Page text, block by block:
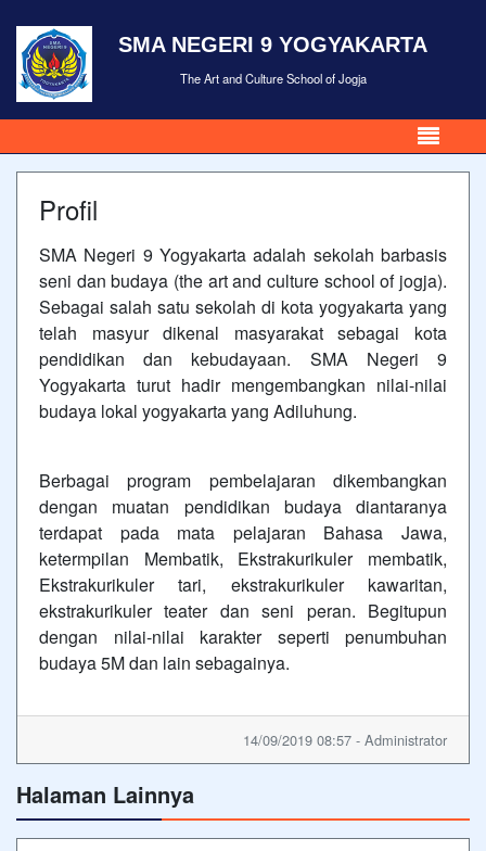
SMA NEGERI 9 YOGYAKARTA
The Art and Culture School of Jogja
Profil
SMA Negeri 9 Yogyakarta adalah sekolah barbasis
seni dan budaya (the art and culture school of jogja).
Sebagai salah satu sekolah di kota yogyakarta yang
telah masyur dikenal masyarakat sebagai kota
pendidikan dan kebudayaan. SMA Negeri 9
Yogyakarta turut hadir mengembangkan nilai-nilai
budaya lokal yogyakarta yang Adiluhung.
Berbagai program pembelajaran dikembangkan
dengan muatan pendidikan budaya diantaranya
terdapat pada mata pelajaran Bahasa Jawa,
ketermpilan Membatik, Ekstrakurikuler membatik,
Ekstrakurikuler tari, ekstrakurikuler kawaritan,
ekstrakurikuler teater dan seni peran. Begitupun
dengan nilai-nilai karakter seperti penumbuhan
budaya 5M dan lain sebagainya.
14/09/2019 08:57 - Administrator
Halaman Lainnya